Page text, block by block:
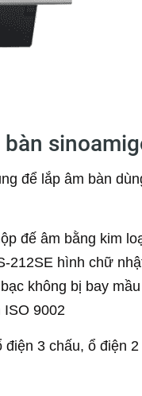
để lắp âm bàn
đế âm bằng kim
212SE hình chữ
không bị bay
ISO 9002
3 chấu, ổ điện